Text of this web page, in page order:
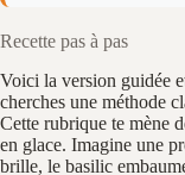
Recette pas à pas
Voici la version guidée
cherches une méthode
Cette rubrique te mène
en glace. Imagine une
brille, le basilic